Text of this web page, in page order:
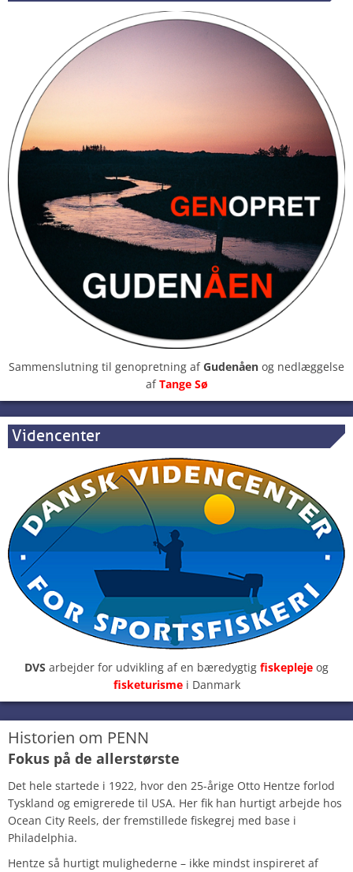
Sammenslutning til genopretning afGudenåen og nedlæggelse
afTange Sø
Videncenter
DVS arbejder for udvikling af en bæredygtig fiskepleje og
fisketurisme i Danmark
Historien om PENN
Fokus på de allerstørste
Det hele startede i 1922, hvor den 25-årige Otto Hentze forlod
Tyskland og emigrerede til USA. Her fik han hurtigt arbejde hos
Ocean City Reels, der fremstillede fiskegrej med base i
Philadelphia.
Hentze så hurtigt mulighederne – ikke mindst inspireret af